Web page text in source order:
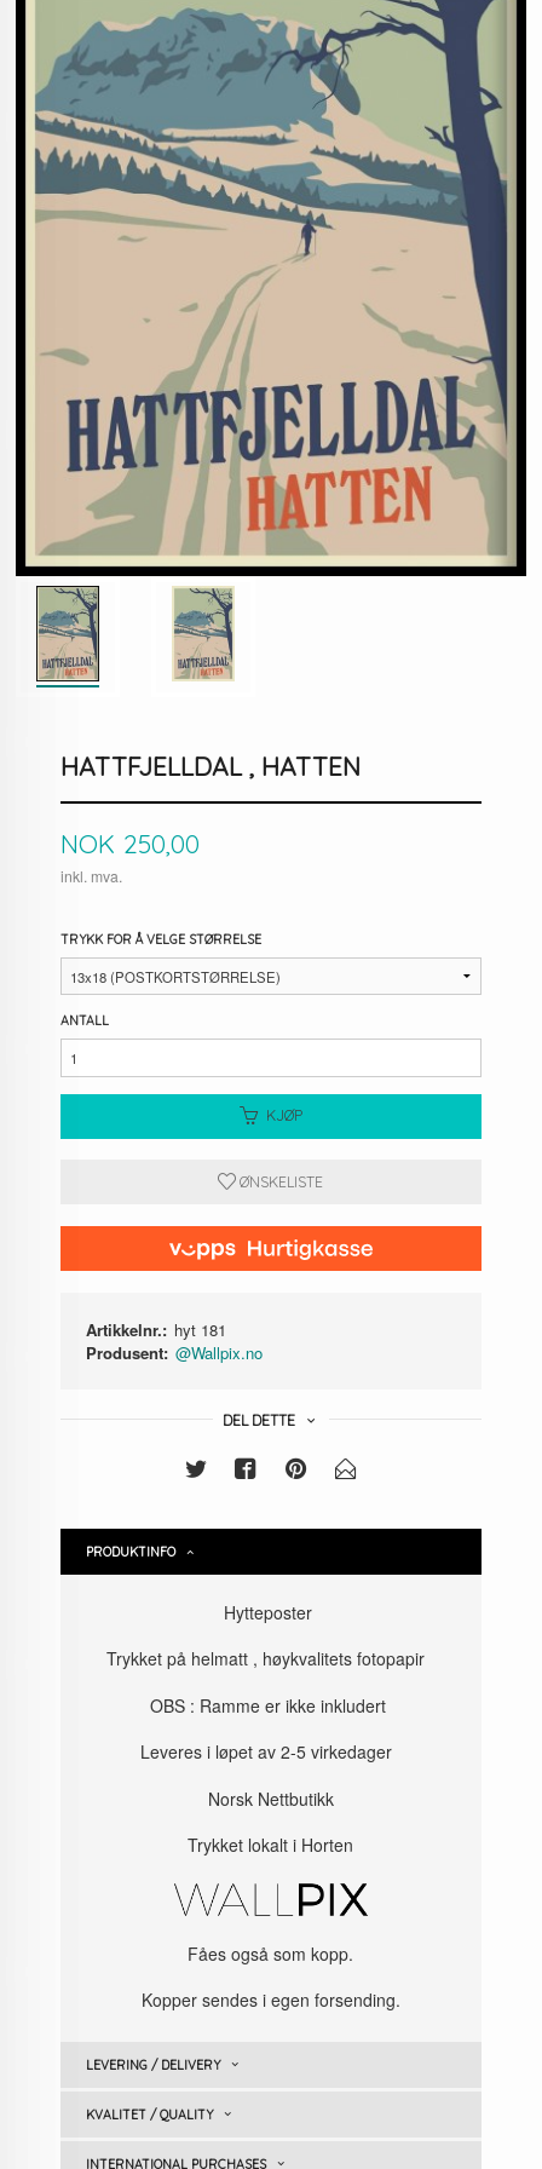
HATTFJELLDAL , HATTEN
Pris
NOK 250,00
inkl. mva.
TRYKK FOR Å VELGE STØRRELSE
ANTALL
KJØP
ØNSKELISTE
Artikkelnr.: hyt 181
Produsent: @Wallpix.no
DEL DETTE
PRODUKTINFO
Hytteposter
Trykket på helmatt , høykvalitets fotopapir
OBS : Ramme er ikke inkludert
Leveres i løpet av 2-5 virkedager
Norsk Nettbutikk
Trykket lokalt i Horten
Fåes også som kopp.
Kopper sendes i egen forsending.
LEVERING / DELIVERY
KVALITET / QUALITY
INTERNATIONAL PURCHASES